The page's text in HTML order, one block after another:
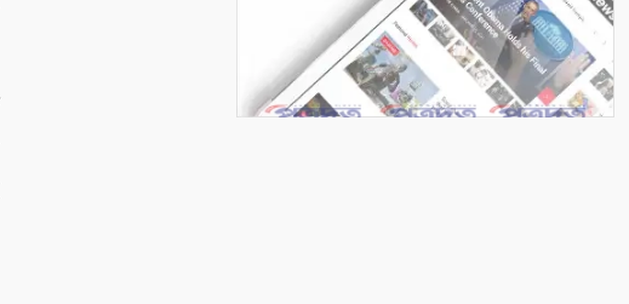
সাতক্ষীরা একটি জেলা নয়, একটি
অসমাপ্ত গবেষণাগার